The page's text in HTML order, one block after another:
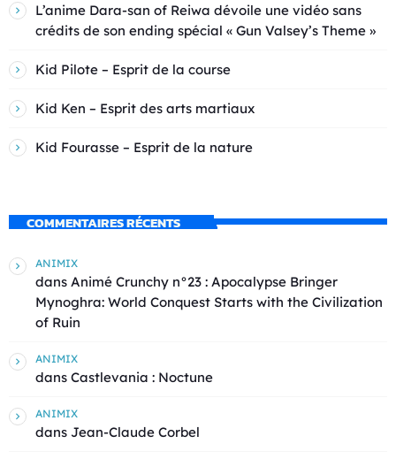
L’anime Dara-san of Reiwa dévoile une vidéo sans
crédits de son ending spécial « Gun Valsey’s Theme »
Kid Pilote – Esprit de la course
Kid Ken – Esprit des arts martiaux
Kid Fourasse – Esprit de la nature
COMMENTAIRES RÉCENTS
ANIMIX
dans Animé Crunchy n°23 : Apocalypse Bringer
Mynoghra: World Conquest Starts with the Civilization
of Ruin
ANIMIX
dans Castlevania : Noctune
ANIMIX
dans Jean-Claude Corbel